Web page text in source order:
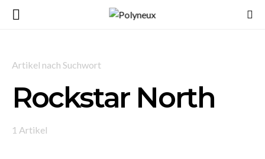
Artikel nach Suchwort
Rockstar North
1 Artikel